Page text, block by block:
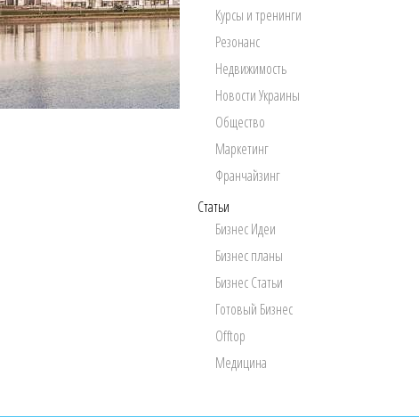
Курсы и тренинги
Резонанс
Недвижимость
Новости Украины
Общество
Маркетинг
Франчайзинг
Статьи
Бизнес Идеи
Бизнес планы
Бизнес Статьи
Готовый Бизнес
Offtop
Медицина